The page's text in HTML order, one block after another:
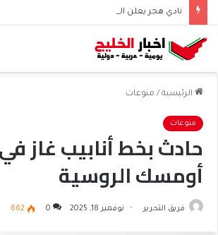
نادي هجر يعلن التعاقد مع المدافع الجزائري “أيوب
الرئيسية / منوعات
منوعات
حادث بخط أنابيب غاز
أومسك الروسية
فريق التحرير نوفمبر 18, 2025 0
662